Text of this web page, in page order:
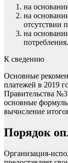
на
на
отсутствии
на
потребления.
К сведению
Основные
платежей в 2019
Правительства
основные
вычисление
Порядок
Организация-